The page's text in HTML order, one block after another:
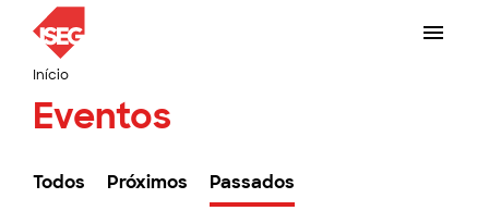
Início
Eventos
Todos Próximos Passados